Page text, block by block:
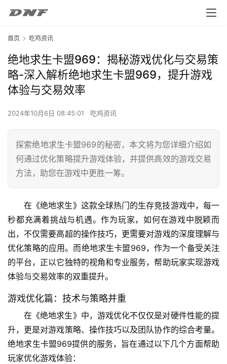
首页 吃鸡资讯
绝地求生卡盟969：揭秘游戏优化与交易策
略-深入解析绝地求生卡盟969，提升游戏
体验与交易效率
2024年10月6日 08:45:01 吃鸡资讯
探索绝地求生卡盟969的秘密，本文将为您详细介绍如
何通过优化策略提升游戏体验，并提供高效的游戏交易
方法，助您在游戏中更胜一筹。
在《绝地求生》这款全球热门的生存竞技游戏中，每一
秒都充满着挑战与机遇。作为玩家，如何在游戏中脱颖而
出，不仅需要高超的操作技巧，更需要对游戏的深度理解与
优化策略的应用。而绝地求生卡盟969，作为一个备受关注
的平台，正以它独特的视角和专业服务，帮助玩家实现游戏
体验与交易效率的双重提升。
游戏优化篇：技术与策略并重
在《绝地求生》中，游戏优化不仅仅是对硬件性能的提
升，更是对游戏策略、操作技巧以及团队协作的综合考量。
绝地求生卡盟969提供的服务，旨在通过以下几个方面帮助
玩家优化游戏体验：